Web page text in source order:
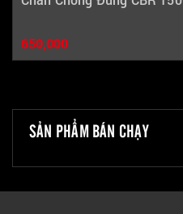
650,000
SẢN PHẨM BÁN CHẠY